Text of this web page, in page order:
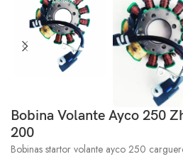
Bobina Volante Ayco 250
200
Bobinas startor volante ayco 250